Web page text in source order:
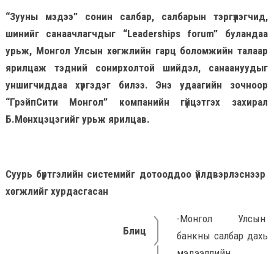
“Зууны мэдээ” сонин салбар, салбарын тэргүүлэгчид,
шинийг санаачлагчдыг “Leaderships forum” буландаа
урьж, Монгол Улсын хөгжлийн гарц боломжийн талаар
ярилцаж тэдний сонирхолтой шийдэл, санаануудыг
уншигчиддаа хүргэдэг билээ. Энэ удаагийн зочноор
“ГрэйпСити Монгол” компанийн гүйцэтгэх захирал
Б.Мөнхцэцэгийг урьж ярилцав.
Суурь бүртгэлийн системийг дотооддоо үйлдвэрлэснээр
хөгжлийг хурдасгасан
Блиц
-Монгол Улсын
банкны салбар дахь